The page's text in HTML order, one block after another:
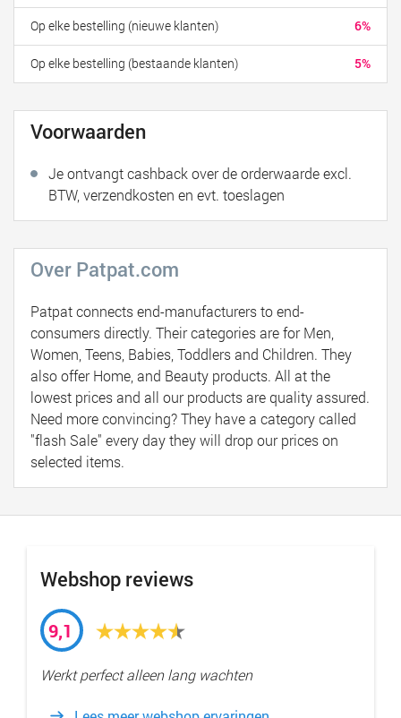
6%
Op elke bestelling (nieuwe klanten)
5%
Op elke bestelling (bestaande klanten)
Voorwaarden
Je ontvangt cashback over de orderwaarde excl.
BTW, verzendkosten en evt. toeslagen
Over Patpat.com
Patpat connects end-manufacturers to end-
consumers directly. Their categories are for Men,
Women, Teens, Babies, Toddlers and Children. They
also offer Home, and Beauty products. All at the
lowest prices and all our products are quality assured.
Need more convincing? They have a category called
"flash Sale" every day they will drop our prices on
selected items.
Webshop reviews
9,1
Werkt perfect alleen lang wachten